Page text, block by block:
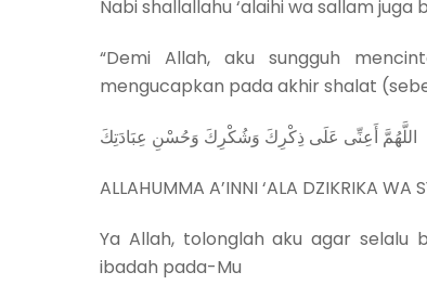
Nabi shallallahu ‘alaihi wa sallam juga
“Demi Allah, aku sungguh
mengucapkan pada akhir shalat
‎اللَّهُمَّ أَعِنِّى عَلَى ذِكْرِكَ وَشُكْرِكَ وَحُسْنِ عِبَادَتِكَ
ALLAHUMMA A’INNI ‘ALA DZIKRIKA WA
Ya Allah, tolonglah aku agar selalu
ibadah pada-Mu